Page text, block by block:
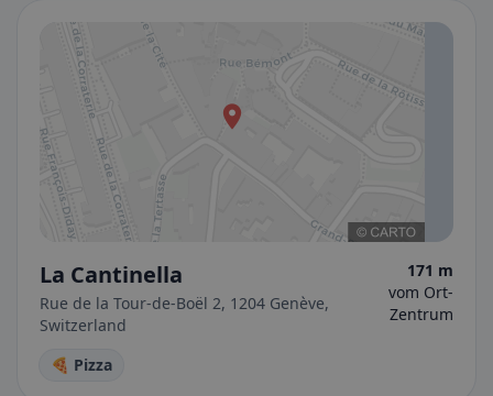
La Cantinella
Rue de la Tour-de-Boël 2, 1204 Genève,
Switzerland
171 m
vom Ort-
Zentrum
🍕 Pizza